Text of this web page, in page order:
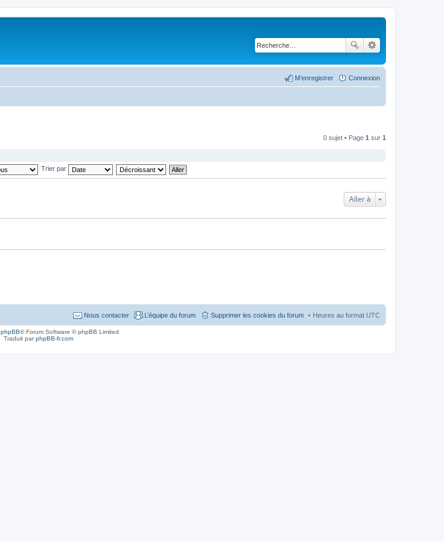
Connexion
M’enregistrer
0 sujet • Page 1 sur 1
Trier par
Aller à
Heures au format UTC
Supprimer les cookies du forum
L’équipe du forum
Nous contacter
phpBB® Forum Software © phpBB Limited
Traduit parphpBB-fr.com